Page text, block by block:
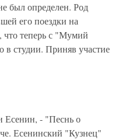
был определен. Род
его поездки на
что теперь с "Мумий
в студии. Приняв участие
- "Песнь о
Есенинский "Кузнец"